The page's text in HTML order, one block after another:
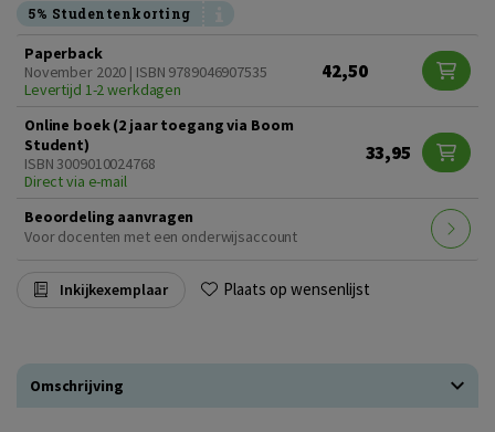
5% Studentenkorting
Paperback
November 2020 | ISBN 9789046907535
Levertijd 1-2 werkdagen
42,50
Online boek (2 jaar toegang via Boom
Student)
ISBN 3009010024768
Direct via e-mail
33,95
Beoordeling aanvragen
Voor docenten met een onderwijsaccount
Inkijkexemplaar Plaats op wensenlijst
Omschrijving